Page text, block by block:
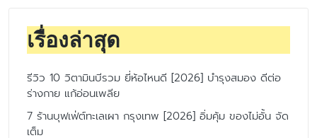
เรื่องล่าสุด
รีวิว 10 วิตามินบีรวม ยี่ห้อไหนดี [2026] บำรุงสมอง ดีต่อ
ร่างกาย แก้อ่อนเพลีย
7 ร้านบุฟเฟ่ต์ทะเลเผา กรุงเทพ [2026] อิ่มคุ้ม ของไม่อั้น จัด
เต็ม